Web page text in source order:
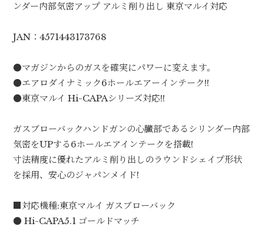
ンダー内部気密アップ アルミ削り出し 東京マルイ対応
JAN：4571443173768
●マガジンからのガスを確実にパワーに変えます。
●エアロダイナミック6ホールエアーインテーク!!
●東京マルイ Hi-CAPAシリーズ対応!!
ガスブローバックハンドガンの心臓部であるシリンダー内部
気密をUPする6ホールエアインテークを搭載!
寸法精度に優れたアルミ削り出しのラウンドシェイプ形状
を採用、安心のジャパンメイド!
■対応機種:東京マルイ ガスブローバック
● Hi-CAPA5.1 ゴールドマッチ